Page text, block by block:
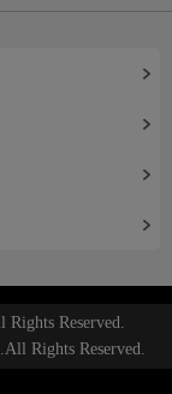
Reserved.
Rights Reserved.